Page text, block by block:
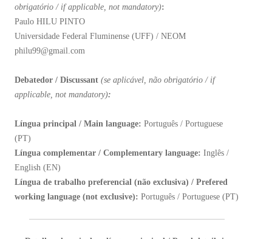
obrigatório / if applicable, not mandatory):
Paulo HILU PINTO
Universidade Federal Fluminense (UFF) / NEOM
philu99@gmail.com
Debatedor / Discussant (se aplicável, não obrigatório / if
applicable, not mandatory):
Língua principal / Main language: Português / Portuguese
(PT)
Língua complementar / Complementary language: Inglês /
English (EN)
Língua de trabalho preferencial (não exclusiva) / Prefered
working language (not exclusive): Português / Portuguese (PT)